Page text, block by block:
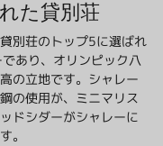
白馬を楽しむ
た貸別荘
別荘のトップ5に選ばれ
あり、オリンピック八
の立地です。シャレー
の使用が、ミニマリス
ドシダーがシャレーに
。